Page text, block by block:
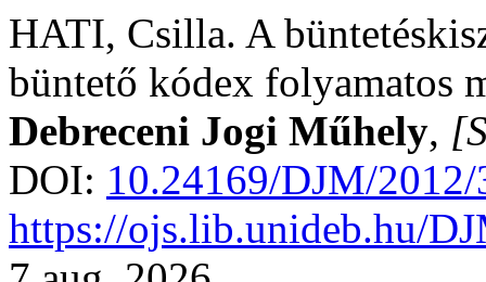
HATI, Csilla. A
büntető kódex folyamatos
Debreceni Jogi Műhely,
DOI: 10.24169/DJM/
https://ojs.lib.unideb.hu/